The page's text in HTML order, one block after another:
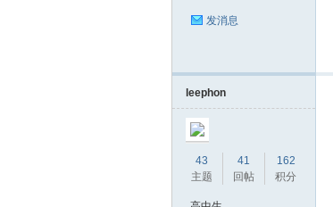
发消息
leephon
43
主题
41
回帖
162
积分